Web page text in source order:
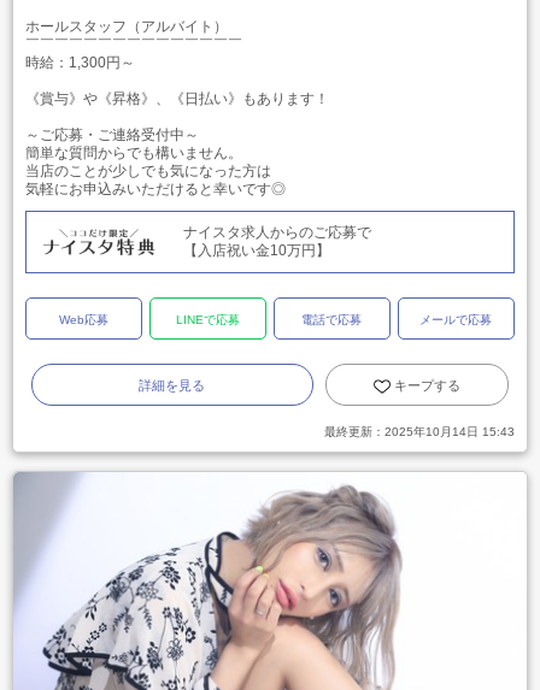
ホールスタッフ（アルバイト）
￣￣￣￣￣￣￣￣￣￣￣￣￣￣￣
時給：1,300円～
《賞与》や《昇格》、《日払い》もあります！
～ご応募・ご連絡受付中～
簡単な質問からでも構いません。
当店のことが少しでも気になった方は
気軽にお申込みいただけると幸いです◎
ナイスタ求人からのご応募で
【入店祝い金10万円】
Web応募 LINEで応募 電話で応募 メールで応募
詳細を見る キープする
最終更新： 2025年10月14日 15:43